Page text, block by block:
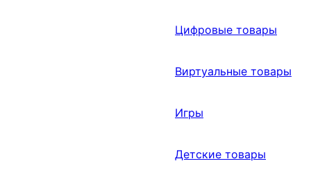
Цифровые товары
Виртуальные товары
Игры
Детские товары